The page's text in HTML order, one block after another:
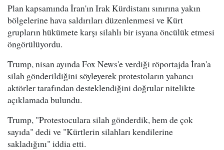
Plan kapsamında İran'ın Irak Kürdistanı sınırına yakın
bölgelerine hava saldırıları düzenlenmesi ve Kürt
grupların hükümete karşı silahlı bir isyana öncülük etmesi
öngörülüyordu.
Trump, nisan ayında Fox News'e verdiği röportajda İran'a
silah gönderildiğini söyleyerek protestoların yabancı
aktörler tarafından desteklendiğini doğrular nitelikte
açıklamada bulundu.
Trump, "Protestoculara silah gönderdik, hem de çok
sayıda" dedi ve "Kürtlerin silahları kendilerine
sakladığını" iddia etti.